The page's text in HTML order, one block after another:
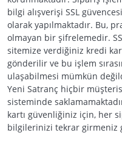
bilgi alışverişi SSL
olarak yapılmaktadır. Bu,
olmayan bir şifrelemedir.
sitemize verdiğiniz kredi
gönderilir ve bu işlem
ulaşabilmesi mümkün
Yeni Satranç hiçbir
sisteminde
kartı güvenliğiniz için, her
bilgilerinizi tekrar girmeniz